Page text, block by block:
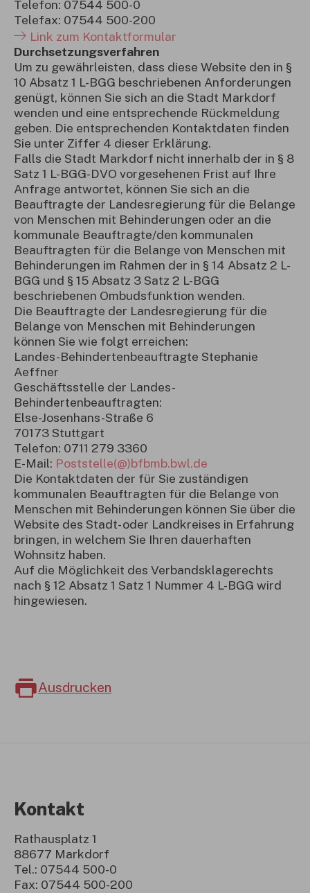
Telefon: 07544 500-0
Telefax: 07544 500-200
Link zum Kontaktformular
Durchsetzungsverfahren
Um zu gewährleisten, dass diese Website den in §
10 Absatz 1 L-BGG beschriebenen Anforderungen
genügt, können Sie sich an die Stadt Markdorf
wenden und eine entsprechende Rückmeldung
geben. Die entsprechenden Kontaktdaten finden
Sie unter Ziffer 4 dieser Erklärung.
Falls die Stadt Markdorf nicht innerhalb der in § 8
Satz 1 L-BGG-DVO vorgesehenen Frist auf Ihre
Anfrage antwortet, können Sie sich an die
Beauftragte der Landesregierung für die Belange
von Menschen mit Behinderungen oder an die
kommunale Beauftragte/den kommunalen
Beauftragten für die Belange von Menschen mit
Behinderungen im Rahmen der in § 14 Absatz 2 L-
BGG und § 15 Absatz 3 Satz 2 L-BGG
beschriebenen Ombudsfunktion wenden.
Die Beauftragte der Landesregierung für die
Belange von Menschen mit Behinderungen
können Sie wie folgt erreichen:
Landes-Behindertenbeauftragte Stephanie
Aeffner
Geschäftsstelle der Landes-
Behindertenbeauftragten:
Else-Josenhans-Straße 6
70173 Stuttgart
Telefon: 0711 279 3360
E-Mail: Poststelle(@)bfbmb.bwl.de
Die Kontaktdaten der für Sie zuständigen
kommunalen Beauftragten für die Belange von
Menschen mit Behinderungen können Sie über die
Website des Stadt- oder Landkreises in Erfahrung
bringen, in welchem Sie Ihren dauerhaften
Wohnsitz haben.
Auf die Möglichkeit des Verbandsklagerechts
nach § 12 Absatz 1 Satz 1 Nummer 4 L-BGG wird
hingewiesen.
Ausdrucken
Kontakt
Rathausplatz 1
88677 Markdorf
Tel.: 07544 500-0
Fax: 07544 500-200